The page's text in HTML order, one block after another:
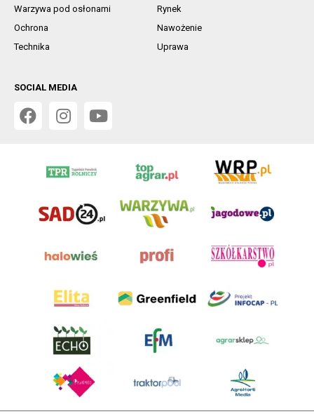
Warzywa pod osłonami
Rynek
Ochrona
Nawożenie
Technika
Uprawa
SOCIAL MEDIA